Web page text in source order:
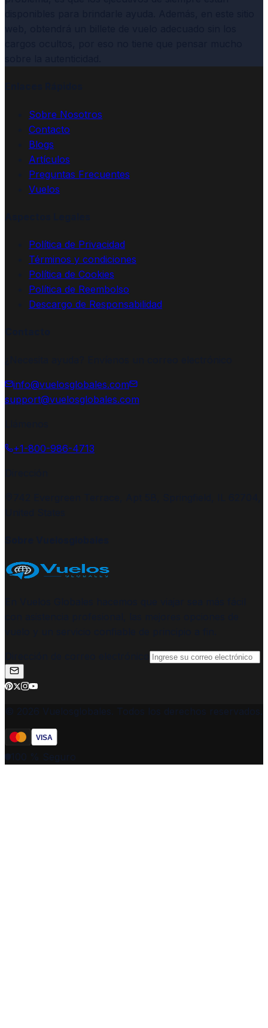
Sobre Nosotros
Contacto
Blogs
Artículos
Preguntas Frecuentes
Vuelos
Política de Privacidad
Términos y condiciones
Política de Cookies
Política de Reembolso
Descargo de Responsabilidad
info@vuelosglobales.com
support@vuelosglobales.com
+1-800-986-4713
© 2026 Vuelosglobales. Todos los derechos reservados.
VISA
100 % Seguro